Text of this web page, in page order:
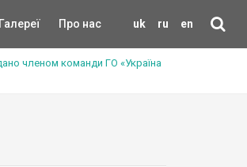
uk ru en
Галереї Про нас
членом команди ГО «Україна